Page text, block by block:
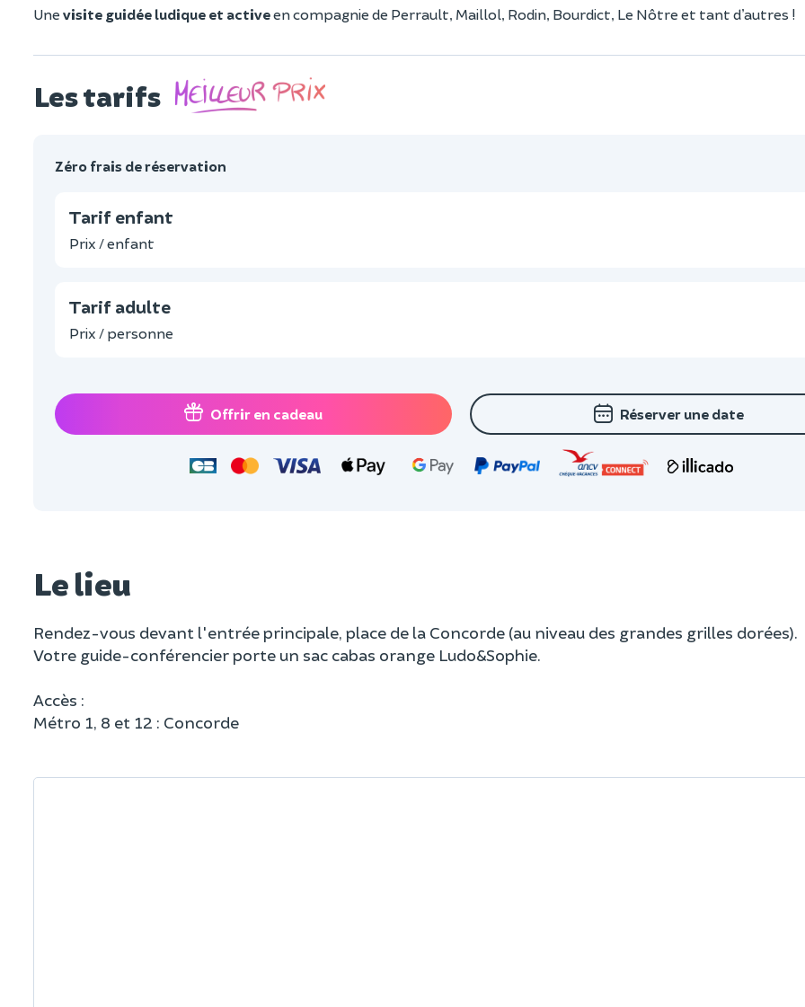
Une visite guidée ludique et activeen compagnie de Perrault, Maillol, Rodin, Bourdict, Le Nôtre et tant d’autres !
Les tarifs
Zéro frais de réservation
Tarif enfant
Prix / enfant
Tarif adulte
Prix / personne
Offrir en cadeau Réserver une date
Le lieu
Rendez-vous devant l'entrée principale, place de la Concorde (au niveau des grandes grilles dorées).
Votre guide-conférencier porte un sac cabas orange Ludo&Sophie.
Accès :
Métro 1, 8 et 12 : Concorde